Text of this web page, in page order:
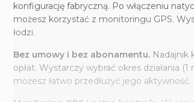
konfigurację fabryczną. Po włączeniu
możesz korzystać z monitoringu GPS.
łodzi.
Bez umowy i bez abonamentu. Nadajnik
opłat. Wystarczy wybrać okres działania
możesz łatwo przedłużyć jego